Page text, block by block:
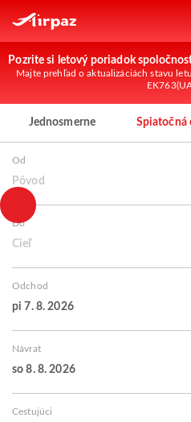
Pozrite si letový poriadok
Majte prehľad o aktualizáciách stavu
Jednosmerne Spiatočná
Od
Pôvod
Do
Cieľ
Odchod
pi 7. 8. 2026
Návrat
so 8. 8. 2026
Cestujúci